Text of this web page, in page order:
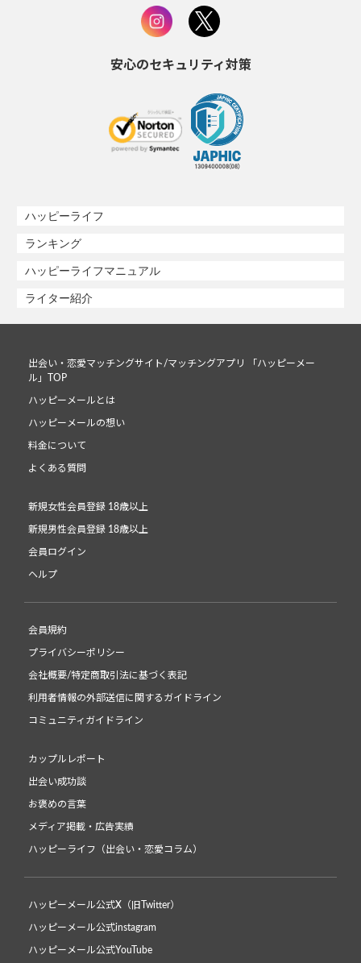
安心のセキュリティ対策
ハッピーライフ
ランキング
ハッピーライフマニュアル
ライター紹介
出会い・恋愛マッチングサイト/マッチングアプリ 「ハッピーメー
ル」TOP
ハッピーメールとは
ハッピーメールの想い
料金について
よくある質問
新規女性会員登録 18歳以上
新規男性会員登録 18歳以上
会員ログイン
ヘルプ
会員規約
プライバシーポリシー
会社概要/特定商取引法に基づく表記
利用者情報の外部送信に関するガイドライン
コミュニティガイドライン
カップルレポート
出会い成功談
お褒めの言葉
メディア掲載・広告実績
ハッピーライフ（出会い・恋愛コラム）
ハッピーメール公式X（旧Twitter）
ハッピーメール公式instagram
ハッピーメール公式YouTube